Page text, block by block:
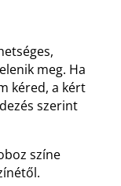
meg. Ha
kéred, a kért
szerint
színe